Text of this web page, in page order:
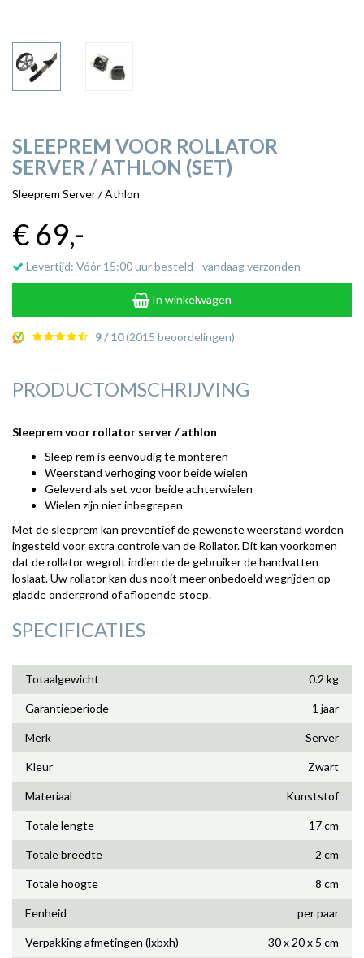
SLEEPREM VOOR ROLLATOR
SERVER / ATHLON (SET)
Sleeprem Server / Athlon
€ 69,-
Levertijd: Vóór 15:00 uur besteld - vandaag verzonden
In winkelwagen
9 / 10(2015 beoordelingen)
PRODUCTOMSCHRIJVING
Sleeprem voor rollator server / athlon
Sleep rem is eenvoudig te monteren
Weerstand verhoging voor beide wielen
Geleverd als set voor beide achterwielen
Wielen zijn niet inbegrepen
Met de sleeprem kan preventief de gewenste weerstand worden
ingesteld voor extra controle van de Rollator. Dit kan voorkomen
dat de rollator wegrolt indien de de gebruiker de handvatten
loslaat. Uw rollator kan dus nooit meer onbedoeld wegrijden op
gladde ondergrond of aflopende stoep.
SPECIFICATIES
Totaalgewicht 0.2 kg
Garantieperiode 1 jaar
Merk Server
Kleur Zwart
Materiaal Kunststof
Totale lengte 17 cm
Totale breedte 2 cm
Totale hoogte 8 cm
Eenheid per paar
Verpakking afmetingen (lxbxh) 30 x 20 x 5 cm